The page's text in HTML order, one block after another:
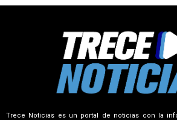
Trece Noticias es un portal de noticias con la